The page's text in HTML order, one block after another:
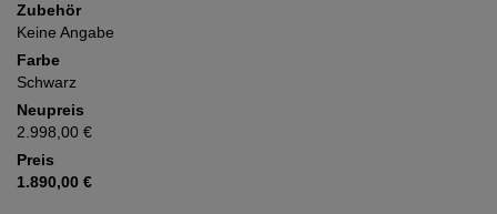
Zubehör
Keine Angabe
Farbe
Schwarz
Neupreis
2.998,00 €
Preis
1.890,00 €